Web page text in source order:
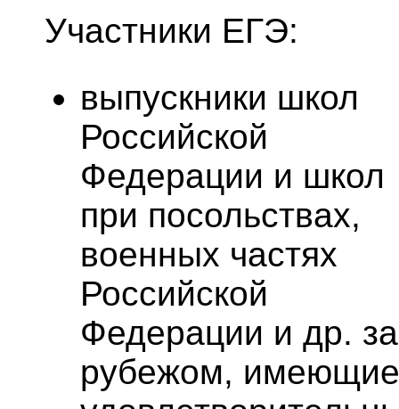
Участники ЕГЭ:
выпускники школ
Российской
Федерации и школ
при посольствах,
военных частях
Российской
Федерации и др. за
рубежом, имеющие